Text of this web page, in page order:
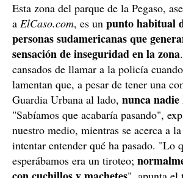
Esta zona del parque de la Pegaso,
a ElCaso.com, es un punto habitual
personas sudamericanas que
sensación de inseguridad en la zona
cansados de llamar a la policía
lamentan que, a pesar de tener una
Guardia Urbana al lado, nunca nadie
"Sabíamos que acabaría pasando",
nuestro medio, mientras se acerca a
intentar entender qué ha pasado. "Lo
esperábamos era un tiroteo;